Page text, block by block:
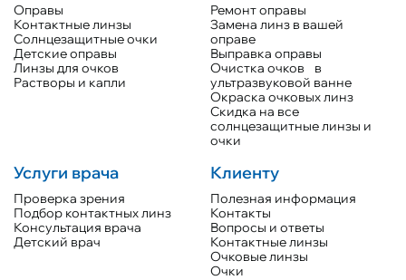
Оправы
Контактные линзы
Солнцезащитные очки
Детские оправы
Линзы для очков
Растворы и капли
Ремонт оправы
Замена линз в вашей
оправе
Выправка оправы
Очистка очков в
ультразвуковой ванне
Окраска очковых линз
Скидка на все
солнцезащитные линзы и
очки
Услуги врача
Проверка зрения
Подбор контактных линз
Консультация врача
Детский врач
Клиенту
Полезная информация
Контакты
Вопросы и ответы
Контактные линзы
Очковые линзы
Очки